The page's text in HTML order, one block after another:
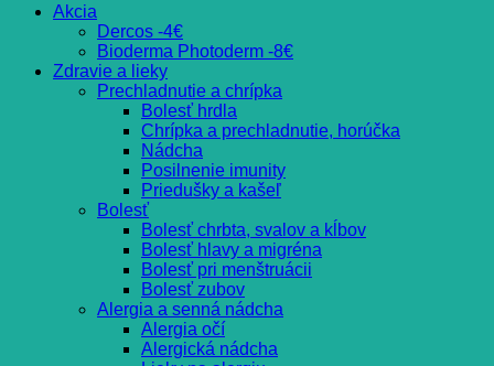
Akcia
Dercos -4€
Bioderma Photoderm -8€
Zdravie a lieky
Prechladnutie a chrípka
Bolesť hrdla
Chrípka a prechladnutie, horúčka
Nádcha
Posilnenie imunity
Priedušky a kašeľ
Bolesť
Bolesť chrbta, svalov a kĺbov
Bolesť hlavy a migréna
Bolesť pri menštruácii
Bolesť zubov
Alergia a senná nádcha
Alergia očí
Alergická nádcha